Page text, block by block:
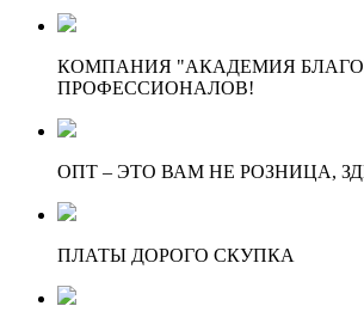
КОМПАНИЯ "АКАДЕМИЯ
ПРОФЕССИОНАЛОВ!
ОПТ – ЭТО ВАМ НЕ РОЗНИЦА,
ПЛАТЫ ДОРОГО СКУПКА